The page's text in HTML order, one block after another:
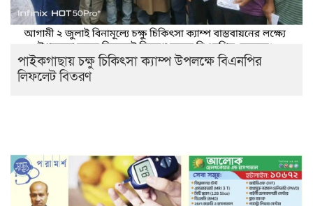
পাইকগাছায় চক্ষু চিকিৎসা ক্যাম্প উপলক্ষে বিএনপির
লিফলেট বিতরণ